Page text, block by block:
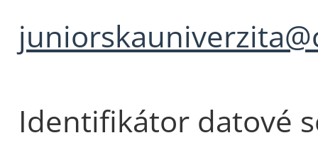
Identifikátor datové